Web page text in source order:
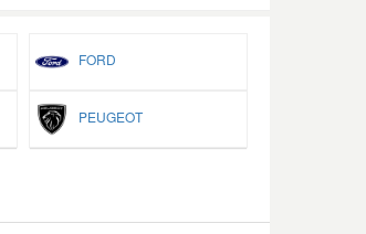
FORD
PEUGEOT